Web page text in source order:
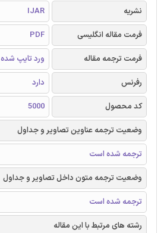
نشریه
IJAR
فرمت مقاله انگلیسی
PDF
فرمت ترجمه مقاله
ورد تایپ شده
رفرنس
دارد
کد محصول
5000
وضعیت ترجمه عناوین تصاویر و جداول
ترجمه شده است
وضعیت ترجمه متون داخل تصاویر و جداول
ترجمه شده است
رشته های مرتبط با این مقاله